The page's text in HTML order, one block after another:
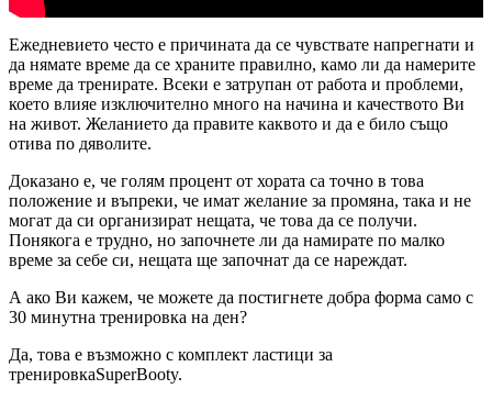
Ежедневието често е причината да се чувствате напрегнати и
да нямате време да се храните правилно, камо ли да намерите
време да тренирате. Всеки е затрупан от работа и проблеми,
което влияе изключително много на начина и качеството Ви
на живот. Желанието да правите каквото и да е било също
отива по дяволите.
Доказано е, че голям процент от хората са точно в това
положение и въпреки, че имат желание за промяна, така и не
могат да си организират нещата, че това да се получи.
Понякога е трудно, но започнете ли да намирате по малко
време за себе си, нещата ще започнат да се нареждат.
А ако Ви кажем, че можете да постигнете добра форма само с
30 минутна тренировка на ден?
Да, това е възможно с комплект ластици за
тренировкаSuperBooty.